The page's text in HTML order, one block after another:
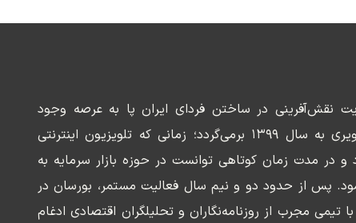
نقش‌آفرینی در ساختن فردای ایران پا به عرصه وجود
می‌گذارد. سابقه این رسانه تصویری به سال ۱۳۹۹ برمی‌گردد؛ زمانی که تلویزیون اینترنتی
و در مدت زمان کوتاهی توانست در حوزه بازار سرمایه به
پس از حدود دو و نیم سال فعالیت مستمر، بورسان در
با تیمی مجرب از روزنامه‌نگاران و تحلیلگران اقتصادی ادغام